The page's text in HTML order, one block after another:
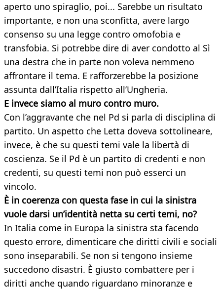
aperto uno spiraglio, poi... Sarebbe un risultato
importante, e non una sconfitta, avere largo
consenso su una legge contro omofobia e
transfobia. Si potrebbe dire di aver condotto al Sì
una destra che in parte non voleva nemmeno
affrontare il tema. E rafforzerebbe la posizione
assunta dall’Italia rispetto all’Ungheria.
E invece siamo al muro contro muro.
Con l’aggravante che nel Pd si parla di disciplina di
partito. Un aspetto che Letta doveva sottolineare,
invece, è che su questi temi vale la libertà di
coscienza. Se il Pd è un partito di credenti e non
credenti, su questi temi non può esserci un
vincolo.
È in coerenza con questa fase in cui la sinistra
vuole darsi un’identità netta su certi temi, no?
In Italia come in Europa la sinistra sta facendo
questo errore, dimenticare che diritti civili e sociali
sono inseparabili. Se non si tengono insieme
succedono disastri. È giusto combattere per i
diritti anche quando riguardano minoranze e